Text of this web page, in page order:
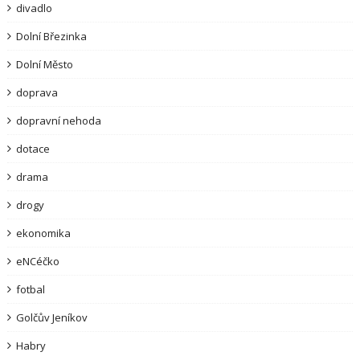
divadlo
Dolní Březinka
Dolní Město
doprava
dopravní nehoda
dotace
drama
drogy
ekonomika
eNCéčko
fotbal
Golčův Jeníkov
Habry